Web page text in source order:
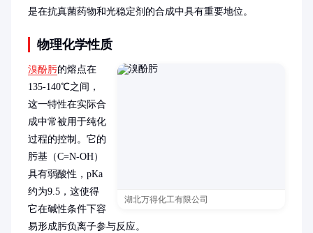
是在抗真菌药物和光稳定剂的合成中具有重要地位。
物理化学性质
湖北万得化工有限公司
溴酚肟的熔点在
135-140℃之间，
这一特性在实际合
成中常被用于纯化
过程的控制。它的
肟基（C=N-OH）
具有弱酸性，pKa
约为9.5，这使得
它在碱性条件下容
易形成肟负离子参与反应。